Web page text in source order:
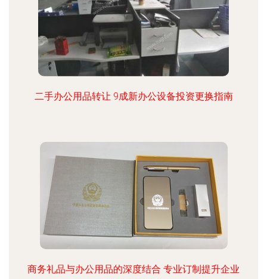
二手办公用品转让 9成新办公设备投资更换指南
商务礼品与办公用品的深度结合 专业订制提升企业